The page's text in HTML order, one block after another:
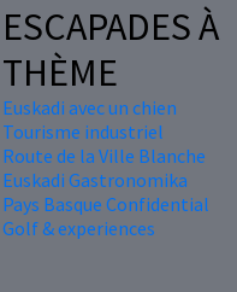
ESCAPADES À
THÈME
Euskadi avec un chien
Tourisme industriel
Route de la Ville Blanche
Euskadi Gastronomika
Pays Basque Confidential
Golf & experiences